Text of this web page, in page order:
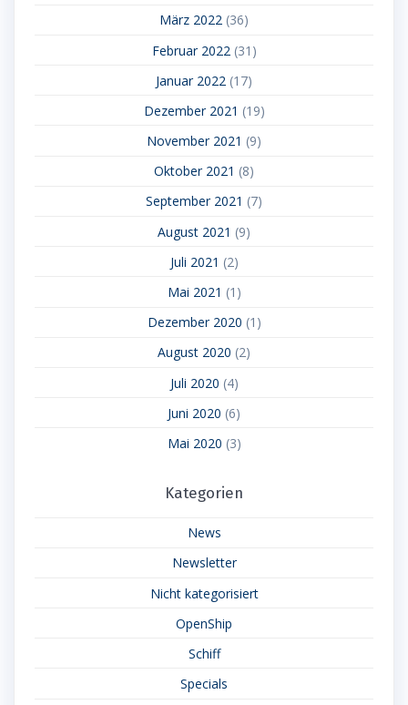
März 2022 (36)
Februar 2022 (31)
Januar 2022 (17)
Dezember 2021 (19)
November 2021 (9)
Oktober 2021 (8)
September 2021 (7)
August 2021 (9)
Juli 2021 (2)
Mai 2021 (1)
Dezember 2020 (1)
August 2020 (2)
Juli 2020 (4)
Juni 2020 (6)
Mai 2020 (3)
Kategorien
News
Newsletter
Nicht kategorisiert
OpenShip
Schiff
Specials